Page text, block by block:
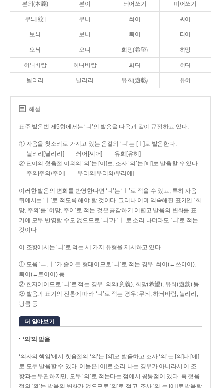
본의(本義) 본이 띄어쓰기 띠어쓰기
무늬[紋] 무니 씌어 씨어
보늬 보니 틔어 티어
오늬 오니 희망(希望) 히망
하늬바람 하니바람 희다 히다
늴리리 닐리리 유희(遊戱) 유히
해설
표준 발음법 제5항에서는 ‘ㅢ’의 발음을 다음과 같이 규정하고 있다.
① 자음을 첫소리로 가지고 있는 음절의 ‘ㅢ’는 [ㅣ]로 발음한다.
늴리리[닐리리]
씌어[씨어]
유희[유히]
② 단어의 첫음절 이외의 ‘의’는 [이]로, 조사 ‘의’는 [에]로 발음할 수 있다.
주의[주의/주이]
우리의[우리의/우리에]
이러한 발음의 변화를 반영한다면 ‘ㅢ’는 ‘ㅣ’로 적을 수 있고, 특히 자음
뒤에서는 ‘ㅣ’로 적도록 해야 할 것이다. 그러나 이미 익숙해진 표기인 ‘희
망, 주의’를 ‘히망, 주이’로 적는 것은 공감하기 어렵고 발음의 변화를 표
기에 모두 반영할 수도 없으므로 ‘ㅢ’가 ‘ㅣ’로 소리 나더라도 ‘ㅢ’로 적는
것이다.
이 조항에서는 ‘ㅢ’로 적는 세 가지 유형을 제시하고 있다.
① 모음 ‘ㅡ, ㅣ’가 줄어든 형태이므로 ‘ㅢ’로 적는 경우: 씌어(←쓰이어),
틔어(←트이어) 등
② 한자어이므로 ‘ㅢ’로 적는 경우: 의의(意義), 희망(希望), 유희(遊戱) 등
③ 발음과 표기의 전통에 따라 ‘ㅢ’로 적는 경우: 무늬, 하늬바람, 늴리리,
닁큼 등
더 알아보기
‘의’의 발음
‘의사의 책임’에서 첫음절의 ‘의’는 [의]로 발음하고 조사 ‘의’는 [의]나 [에]
로 모두 발음할 수 있다. 이들은 [이]로 소리 나는 경우가 아니라서 이 조
항과는 무관하지만, 모두 ‘의’로 적는다는 점에서 공통점이 있다. 즉 첫음
절의 ‘의’는 발음의 변화가 없으므로 ‘의’로 적고, 조사 ‘의’는 [에]로 발음할